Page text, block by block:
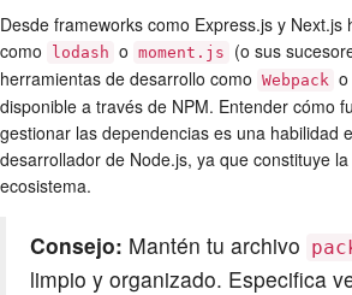
Desde frameworks como Express.js y
como
lodash o moment.js
(o sus
herramientas de desarrollo como Webpack o
disponible a través de NPM. Entender cómo
gestionar las dependencias es una habilidad
desarrollador de Node.js, ya que constituye
ecosistema.
Consejo: Mantén tu archivo
limpio y organizado. Especifica